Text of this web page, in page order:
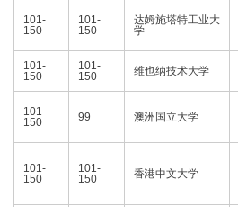
101-
150
101-
150
达姆施塔特工业大
学
101-
150
101-
150
维也纳技术大学
101-
150
99 澳洲国立大学
101-
150
101-
150
香港中文大学